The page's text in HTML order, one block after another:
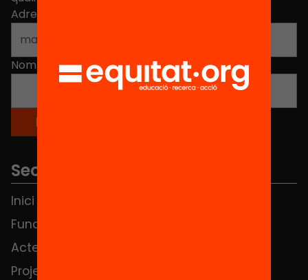
Adreça electrònica
Nom
Seccions
Inici
Fundació
Actes
Projectes